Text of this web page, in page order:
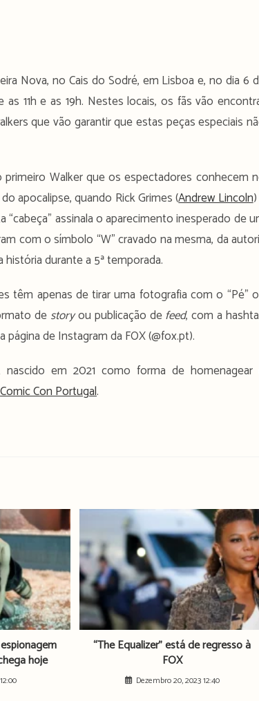
Nova, no Cais do Sodré, em Lisboa e, no dia 6
11h e as 19h. Nestes locais, os fãs vão
que vão garantir que estas peças especiais
Walker que os espectadores conhecem
apocalipse, quando Rick Grimes (Andrew Lincoln
assinala o aparecimento inesperado de
com o símbolo “W” cravado na mesma, da
durante a 5ª temporada.
têm apenas de tirar uma fotografia com o “Pé”
de storyou publicação defeed, com a
de Instagram da FOX (@fox.pt).
nascido em 2021 como forma de homenagear
Comic Con Portugal.
hoje
“The Equalizer” está de regresso à
FOX
Dezembro 20, 2023 12:40